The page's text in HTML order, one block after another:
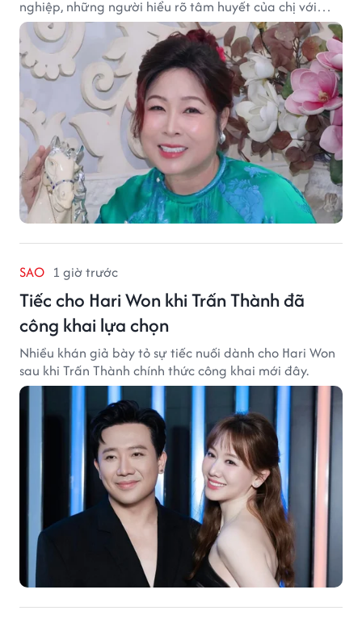
nghiệp, những người hiểu rõ tâm huyết của chị với
nghệ thuật.
SAO 1 giờ trước
Tiếc cho Hari Won khi Trấn Thành đã
công khai lựa chọn
Nhiều khán giả bày tỏ sự tiếc nuối dành cho Hari Won
sau khi Trấn Thành chính thức công khai mới đây.